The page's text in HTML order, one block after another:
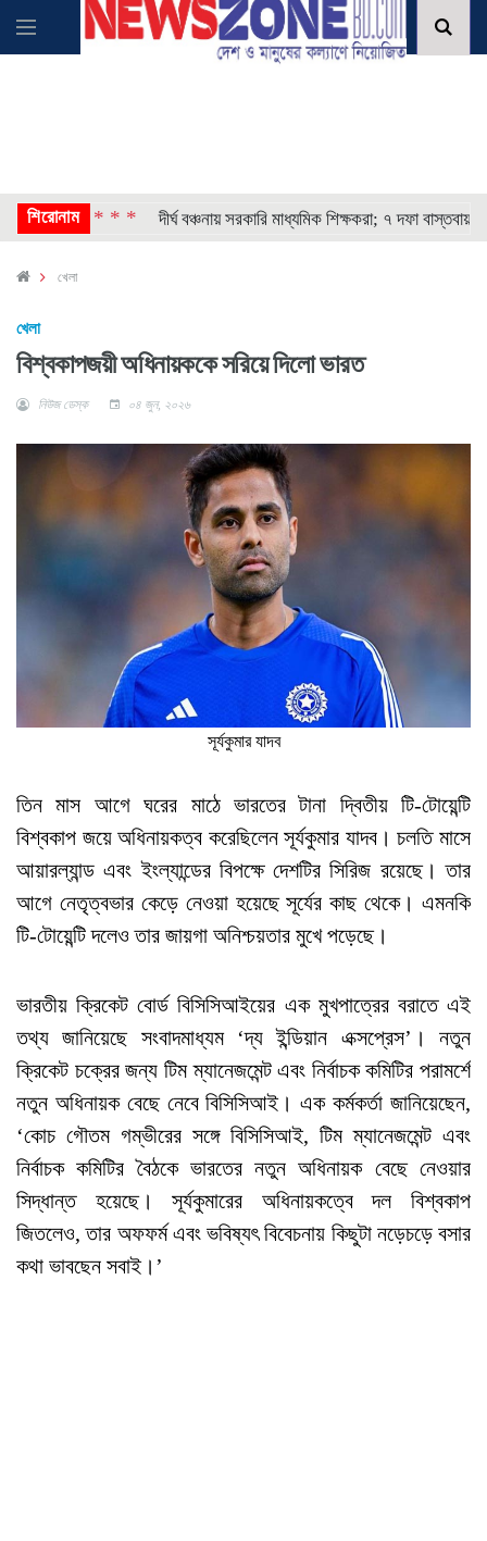
শিরোনাম
* * * * দীর্ঘ বঞ্চনায় সরকারি মাধ্যমিক শিক্ষকরা; ৭ দফা বাস্তবায়নের দাবি
খেলা
খেলা
বিশ্বকাপজয়ী অধিনায়ককে সরিয়ে দিলো ভারত
নিউজ ডেস্ক ০৪ জুন, ২০২৬
সূর্যকুমার যাদব
তিন মাস আগে ঘরের মাঠে ভারতের টানা দ্বিতীয় টি-টোয়েন্টি
বিশ্বকাপ জয়ে অধিনায়কত্ব করেছিলেন সূর্যকুমার যাদব। চলতি মাসে
আয়ারল্যান্ড এবং ইংল্যান্ডের বিপক্ষে দেশটির সিরিজ রয়েছে। তার
আগে নেতৃত্বভার কেড়ে নেওয়া হয়েছে সূর্যের কাছ থেকে। এমনকি
টি-টোয়েন্টি দলেও তার জায়গা অনিশ্চয়তার মুখে পড়েছে।
ভারতীয় ক্রিকেট বোর্ড বিসিসিআইয়ের এক মুখপাত্রের বরাতে এই
তথ্য জানিয়েছে সংবাদমাধ্যম ‘দ্য ইন্ডিয়ান এক্সপ্রেস’। নতুন
ক্রিকেট চক্রের জন্য টিম ম্যানেজমেন্ট এবং নির্বাচক কমিটির পরামর্শে
নতুন অধিনায়ক বেছে নেবে বিসিসিআই। এক কর্মকর্তা জানিয়েছেন,
‘কোচ গৌতম গম্ভীরের সঙ্গে বিসিসিআই, টিম ম্যানেজমেন্ট এবং
নির্বাচক কমিটির বৈঠকে ভারতের নতুন অধিনায়ক বেছে নেওয়ার
সিদ্ধান্ত হয়েছে। সূর্যকুমারের অধিনায়কত্বে দল বিশ্বকাপ
জিতলেও, তার অফফর্ম এবং ভবিষ্যৎ বিবেচনায় কিছুটা নড়েচড়ে বসার
কথা ভাবছেন সবাই।’